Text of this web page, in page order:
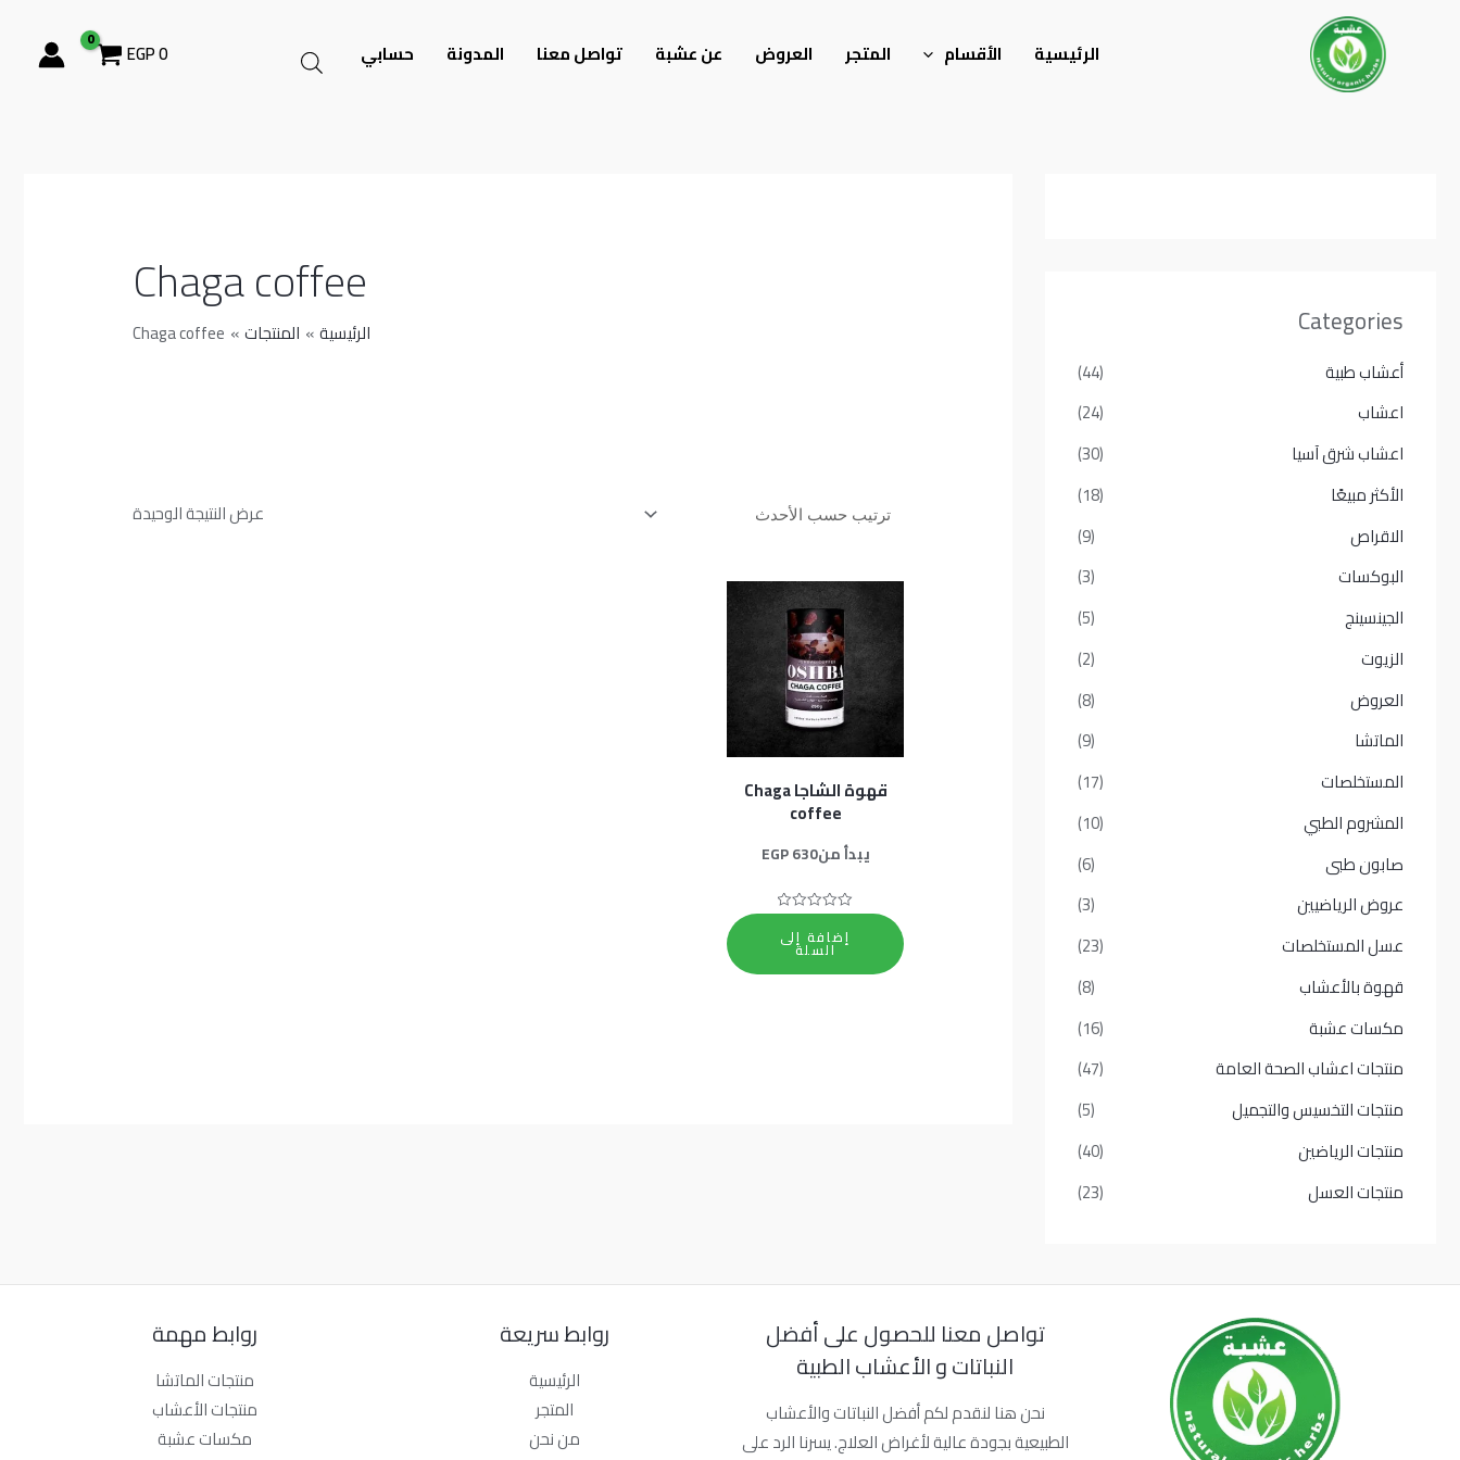
الرئيسية الأقسام المتجر العروض عن عشبة تواصل معنا المدونة حسابي EGP0
Categories
أعشاب طبية
(44)
اعشاب
(24)
اعشاب شرق آسيا
(30)
الأكثر مبيعًا​
(18)
الاقراص
(9)
البوكسات
(3)
الجينسينج
(5)
الزيوت
(2)
العروض
(8)
الماتشا
(9)
المستخلصات
(17)
المشروم الطبي
(10)
صابون طبى
(6)
عروض الرياضيين
(3)
عسل المستخلصات
(23)
قهوة بالأعشاب
(8)
مكسات عشبة
(16)
منتجات اعشاب الصحة العامة
(47)
منتجات التخسيس والتجميل
(5)
منتجات الرياضين
(40)
منتجات العسل
(23)
Chaga coffee
الرئيسية المنتجات Chaga coffee
عرض النتيجة الوحيدة
قهوة الشاجا Chaga
coffee
يبدأ من EGP630
التقييم
0
5
إضافة إلى
السلة
تواصل معنا للحصول على أفضل
النباتات و الأعشاب الطبية
نحن هنا لنقدم لكم أفضل النباتات والأعشاب
الطبيعية بجودة عالية لأغراض العلاج. يسرنا الرد على
روابط سريعة
الرئيسية
المتجر
من نحن
روابط مهمة
منتجات الماتشا
منتجات الأعشاب
مكسات عشبة